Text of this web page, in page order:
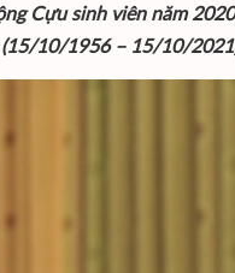
Cựu sinh viên năm
(15/10/1956 – 15/10/